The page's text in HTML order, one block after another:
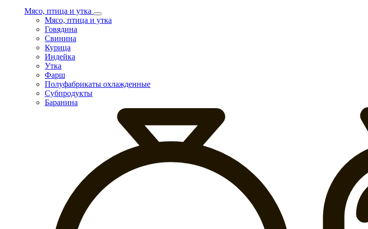
Мясо, птица и утка
Мясо, птица и утка
Говядина
Свинина
Курица
Индейка
Утка
Фарш
Полуфабрикаты охлажденные
Субпродукты
Баранина